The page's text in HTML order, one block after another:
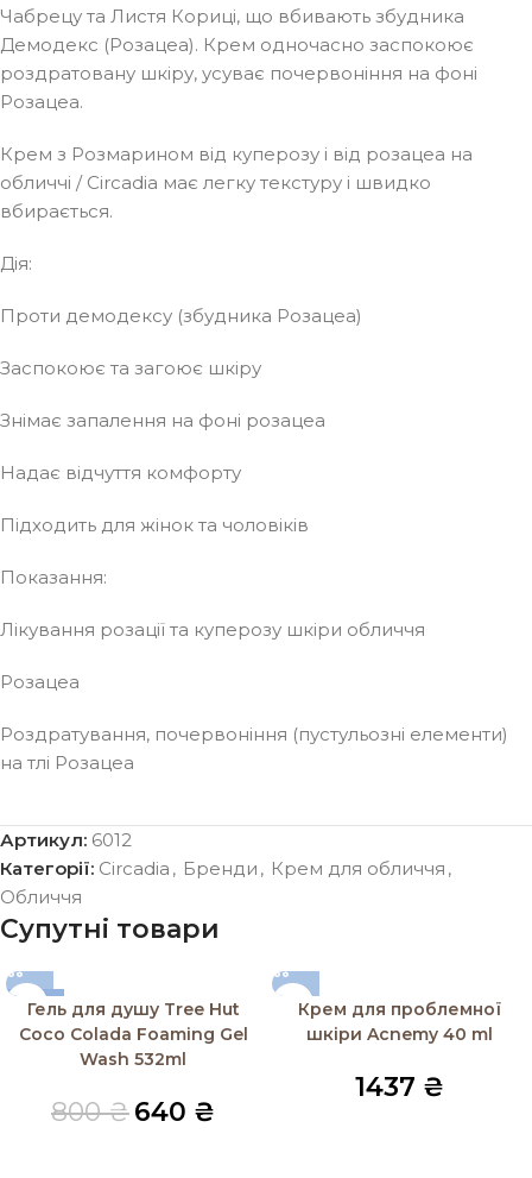
Чабрецу та Листя Кориці, що вбивають збудника
Демодекс (Розацеа). Крем одночасно заспокоює
роздратовану шкіру, усуває почервоніння на фоні
Розацеа.
Крем з Розмарином від куперозу і від розацеа на
обличчі / Circadia має легку текстуру і швидко
вбирається.
Дія:
Проти демодексу (збудника Розацеа)
Заспокоює та загоює шкіру
Знімає запалення на фоні розацеа
Надає відчуття комфорту
Підходить для жінок та чоловіків
Показання:
Лікування розації та куперозу шкіри обличчя
Розацеа
Роздратування, почервоніння (пустульозні елементи)
на тлі Розацеа
Артикул: 6012
Категорії: Circadia , Бренди , Крем для обличчя ,
Обличчя
Супутні товари
-20%
Гель для душу Tree Hut
Coco Colada Foaming Gel
Wash 532ml
800₴640 ₴
Крем для проблемної
шкіри Acnemy 40 ml
1437 ₴